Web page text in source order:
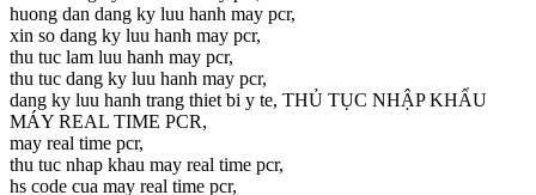
huong dan dang ky luu hanh may pcr,
xin so dang ky luu hanh may pcr,
thu tuc lam luu hanh may pcr,
thu tuc dang ky luu hanh may pcr,
dang ky luu hanh trang thiet bi y te, THỦ TỤC NHẬP KHẨU
MÁY REAL TIME PCR,
may real time pcr,
thu tuc nhap khau may real time pcr,
hs code cua may real time pcr,